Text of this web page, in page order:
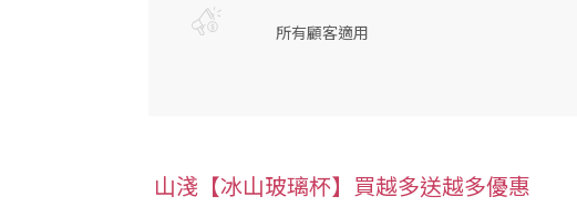
所有顧客適用
山淺【冰山玻璃杯】買越多送越多優惠